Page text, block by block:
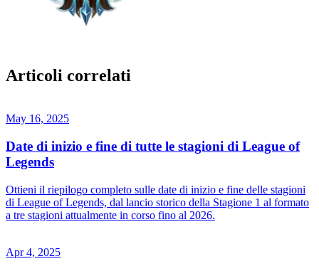
Articoli correlati
May 16, 2025
Date di inizio e fine di tutte le stagioni di League of
Legends
Ottieni il riepilogo completo sulle date di inizio e fine delle stagioni
di League of Legends, dal lancio storico della Stagione 1 al formato
a tre stagioni attualmente in corso fino al 2026.
Apr 4, 2025